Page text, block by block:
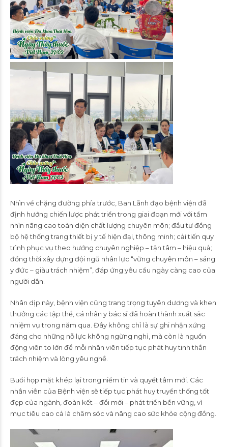
Nhìn về chặng đường phía trước, Ban Lãnh đạo bệnh viện đã
định hướng chiến lược phát triển trong giai đoạn mới với tầm
nhìn nâng cao toàn diện chất lượng chuyên môn; đầu tư đồng
bộ hệ thống trang thiết bị y tế hiện đại, thông minh; cải tiến quy
trình phục vụ theo hướng chuyên nghiệp – tận tâm – hiệu quả;
đồng thời xây dựng đội ngũ nhân lực “vững chuyên môn – sáng
y đức – giàu trách nhiệm”, đáp ứng yêu cầu ngày càng cao của
người dân.
Nhân dịp này, bệnh viện cũng trang trọng tuyên dương và khen
thưởng các tập thể, cá nhân y bác sĩ đã hoàn thành xuất sắc
nhiệm vụ trong năm qua. Đây không chỉ là sự ghi nhận xứng
đáng cho những nỗ lực không ngừng nghỉ, mà còn là nguồn
động viên to lớn để mỗi nhân viên tiếp tục phát huy tinh thần
trách nhiệm và lòng yêu nghề.
Buổi họp mặt khép lại trong niềm tin và quyết tâm mới. Các
nhân viên của Bệnh viện sẽ tiếp tục phát huy truyền thống tốt
đẹp của ngành, đoàn kết – đổi mới – phát triển bền vững, vì
mục tiêu cao cả là chăm sóc và nâng cao sức khỏe cộng đồng.